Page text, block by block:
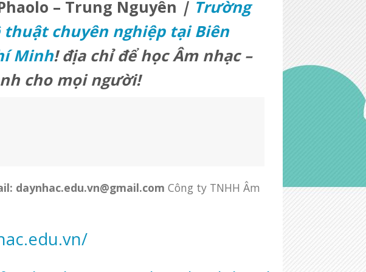
– Trung Nguyên | Trường
thuật chuyên nghiệp tại Biên
Minh!địa chỉ để học Âm nhạc –
cho mọi người!
daynhac.edu.vn@gmail.com Công ty TNHH Âm